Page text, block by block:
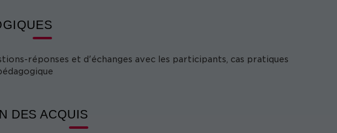
réponses et d'échanges avec les participants, cas pratiques
DES ACQUIS